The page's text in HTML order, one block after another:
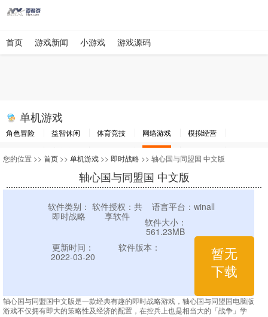
首页 游戏新闻 小游戏 游戏源码
单机游戏
角色冒险 益智休闲 体育竞技 网络游戏
模拟经营
即时战略
您的位置 >> 首页 >> 单机游戏 >> 即时战略 >> 轴心国与同盟国 中文版
轴心国与同盟国 中文版
软件类别：
即时战略
软件授权：共
享软件
语言平台：winall
软件大小：
561.23MB
更新时间：
2022-03-20
软件版本：
暂无
下载
轴心国与同盟国中文版是一款经典有趣的即时战略游戏，轴心国与同盟国电脑版
游戏不仅拥有即大的策略性及经济的配置，在控兵上也是相当大的「战争」学